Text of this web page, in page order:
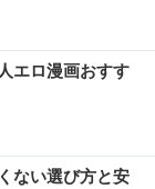
エロ漫画おすす
ない選び方と安